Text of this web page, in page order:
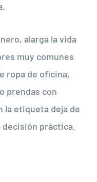
alarga la vida
muy comunes
ropa de oficina,
prendas con
la etiqueta deja de
decisión práctica.